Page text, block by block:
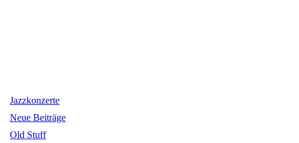
Jazzkonzerte
Neue Beiträge
Old Stuff